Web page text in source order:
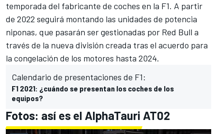
temporada del fabricante de coches en la F1. A partir
de 2022 seguirá montando las unidades de potencia
niponas, que pasarán ser gestionadas por Red Bull a
través de la nueva división creada tras el acuerdo para
la congelación de los motores hasta 2024.
Calendario de presentaciones de F1:
F1 2021: ¿cuándo se presentan los coches de los
equipos?
Fotos: así es el AlphaTauri AT02